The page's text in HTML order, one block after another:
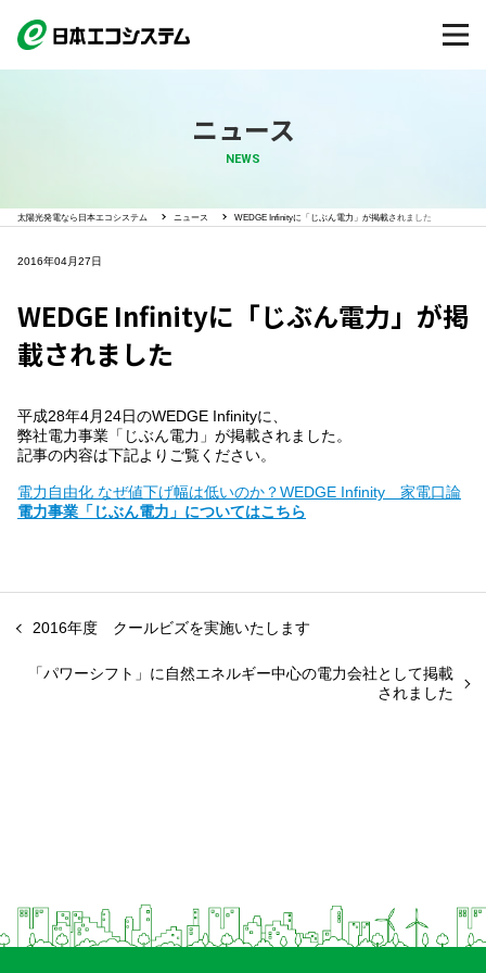
ニュース
NEWS
太陽光発電なら日本エコシステム ニュース WEDGE Infinityに「じぶん電力」が掲載されました
2016年04月27日
WEDGE Infinityに「じぶん電力」が掲
載されました
平成28年4月24日のWEDGE Infinityに、
弊社電力事業「じぶん電力」が掲載されました。
記事の内容は下記よりご覧ください。
電力自由化 なぜ値下げ幅は低いのか？WEDGE Infinity 家電口論
電力事業「じぶん電力」についてはこちら
「パワーシフト」に自然エネルギー中心の電力会社として掲載
されました
2016年度 クールビズを実施いたします